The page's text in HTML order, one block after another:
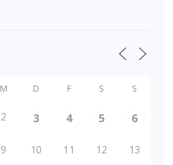
M D F S S
2 3 4 5 6
9 10 11 12 13